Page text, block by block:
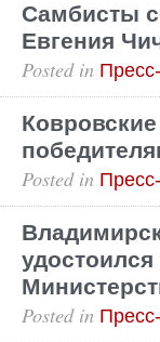
Самбисты
Евгения
Posted in
Posted in
удостоился
Posted in